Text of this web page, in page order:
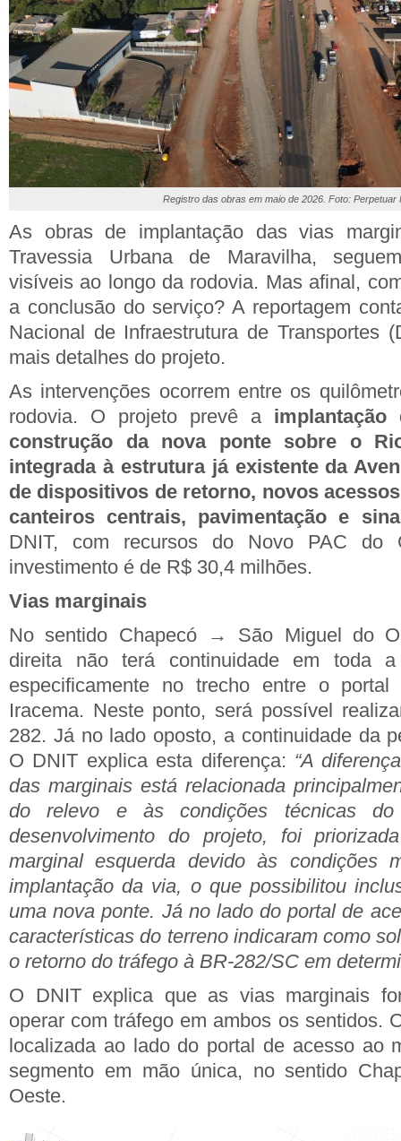
Registro das obras em maio de 2026. Foto: Perpetuar
As obras de implantação das vias
Travessia Urbana de Maravilha,
visíveis ao longo da rodovia. Mas afinal,
a conclusão do serviço? A reportagem
Nacional de Infraestrutura de Transportes
mais detalhes do projeto.
As intervenções ocorrem entre os
rodovia. O projeto prevê a
construção da nova ponte sobre o
integrada à estrutura já existente da
de dispositivos de retorno, novos
canteiros centrais, pavimentação e
DNIT, com recursos do Novo PAC do
investimento é de R$ 30,4 milhões.
Vias marginais
No sentido Chapecó → São Miguel do
direita não terá continuidade em toda
especificamente no trecho entre o
Iracema. Neste ponto, será possível
282. Já no lado oposto, a continuidade da
O DNIT explica esta diferença: “A
das marginais está relacionada
do relevo e às condições técnicas
desenvolvimento do projeto, foi
marginal esquerda devido às condições
implantação da via, o que possibilitou
uma nova ponte. Já no lado do portal de
características do terreno indicaram como
o retorno do tráfego à BR-282/SC em
O DNIT explica que as vias marginais
operar com tráfego em ambos os sentidos.
localizada ao lado do portal de acesso ao
segmento em mão única, no sentido
Oeste.